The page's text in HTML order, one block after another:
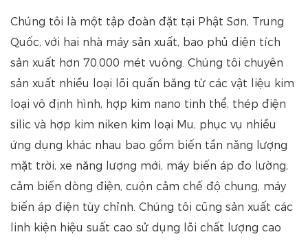
Chúng tôi là một tập đoàn đặt tại Phật Sơn, Trung
Quốc, với hai nhà máy sản xuất, bao phủ diện tích
sản xuất hơn 70.000 mét vuông. Chúng tôi chuyên
sản xuất nhiều loại lõi quấn băng từ các vật liệu kim
loại vô định hình, hợp kim nano tinh thể, thép điện
silic và hợp kim niken kim loại Mu, phục vụ nhiều
ứng dụng khác nhau bao gồm biến tần năng lượng
mặt trời, xe năng lượng mới, máy biến áp đo lường,
cảm biến dòng điện, cuộn cảm chế độ chung, máy
biến áp điện tùy chỉnh. Chúng tôi cũng sản xuất các
linh kiện hiệu suất cao sử dụng lõi chất lượng cao